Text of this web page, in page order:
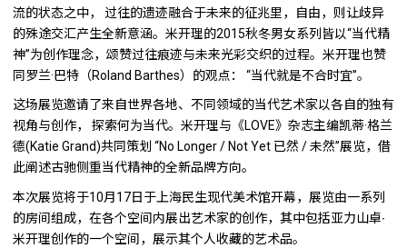
流的状态之中， 过往的遗迹融合于未来的征兆里，自由，则让歧异
的殊途交汇产生全新意涵。米开理的2015秋冬男女系列皆以“当代精
神”为创作理念，颂赞过往痕迹与未来光彩交织的过程。米开理也赞
同罗兰·巴特（Roland Barthes）的观点： “当代就是不合时宜”。
这场展览邀请了来自世界各地、不同领域的当代艺术家以各自的独有
视角与创作， 探索何为当代。米开理与《LOVE》杂志主编凯蒂·格兰
德(Katie Grand)共同策划 “No Longer / Not Yet 已然 / 未然”展览，借
此阐述古驰侧重当代精神的全新品牌方向。
本次展览将于10月17日于上海民生现代美术馆开幕，展览由一系列
的房间组成，在各个空间内展出艺术家的创作，其中包括亚力山卓∙
米开理创作的一个空间，展示其个人收藏的艺术品。